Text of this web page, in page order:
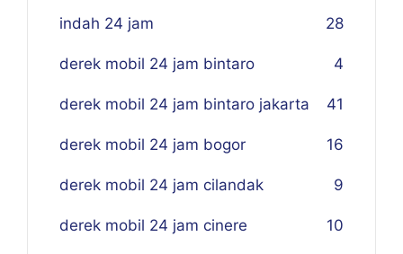
indah 24 jam 28
derek mobil 24 jam bintaro 4
derek mobil 24 jam bintaro jakarta 41
derek mobil 24 jam bogor 16
derek mobil 24 jam cilandak 9
derek mobil 24 jam cinere 10